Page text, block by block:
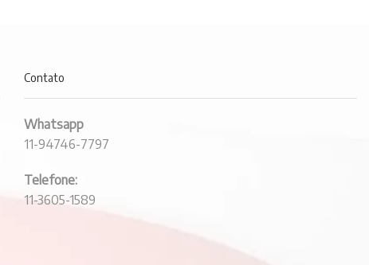
Contato
Whatsapp
11-94746-7797
Telefone:
11-3605-1589